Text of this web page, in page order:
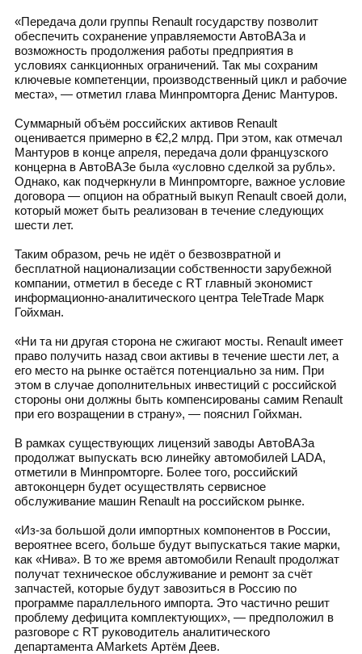
«Передача доли группы Renault государству позволит
обеспечить сохранение управляемости АвтоВАЗа и
возможность продолжения работы предприятия в
условиях санкционных ограничений. Так мы сохраним
ключевые компетенции, производственный цикл и рабочие
места», — отметил глава Минпромторга Денис Мантуров.
Суммарный объём российских активов Renault
оценивается примерно в €2,2 млрд. При этом, как отмечал
Мантуров в конце апреля, передача доли французского
концерна в АвтоВАЗе была «условно сделкой за рубль».
Однако, как подчеркнули в Минпромторге, важное условие
договора — опцион на обратный выкуп Renault своей доли,
который может быть реализован в течение следующих
шести лет.
Таким образом, речь не идёт о безвозвратной и
бесплатной национализации собственности зарубежной
компании, отметил в беседе с RT главный экономист
информационно-аналитического центра TeleTrade Марк
Гойхман.
«Ни та ни другая сторона не сжигают мосты. Renault имеет
право получить назад свои активы в течение шести лет, а
его место на рынке остаётся потенциально за ним. При
этом в случае дополнительных инвестиций с российской
стороны они должны быть компенсированы самим Renault
при его возращении в страну», — пояснил Гойхман.
В рамках существующих лицензий заводы АвтоВАЗа
продолжат выпускать всю линейку автомобилей LADA,
отметили в Минпромторге. Более того, российский
автоконцерн будет осуществлять сервисное
обслуживание машин Renault на российском рынке.
«Из-за большой доли импортных компонентов в России,
вероятнее всего, больше будут выпускаться такие марки,
как «Нива». В то же время автомобили Renault продолжат
получат техническое обслуживание и ремонт за счёт
запчастей, которые будут завозиться в Россию по
программе параллельного импорта. Это частично решит
проблему дефицита комплектующих», — предположил в
разговоре с RT руководитель аналитического
департамента AMarkets Артём Деев.